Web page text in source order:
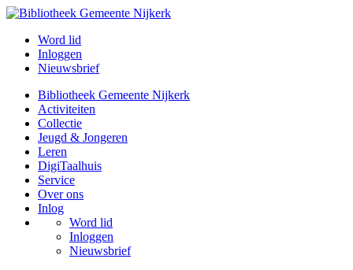
Word lid
Inloggen
Nieuwsbrief
Bibliotheek Gemeente Nijkerk
Activiteiten
Collectie
Jeugd & Jongeren
Leren
DigiTaalhuis
Service
Over ons
Inlog
Word lid
Inloggen
Nieuwsbrief